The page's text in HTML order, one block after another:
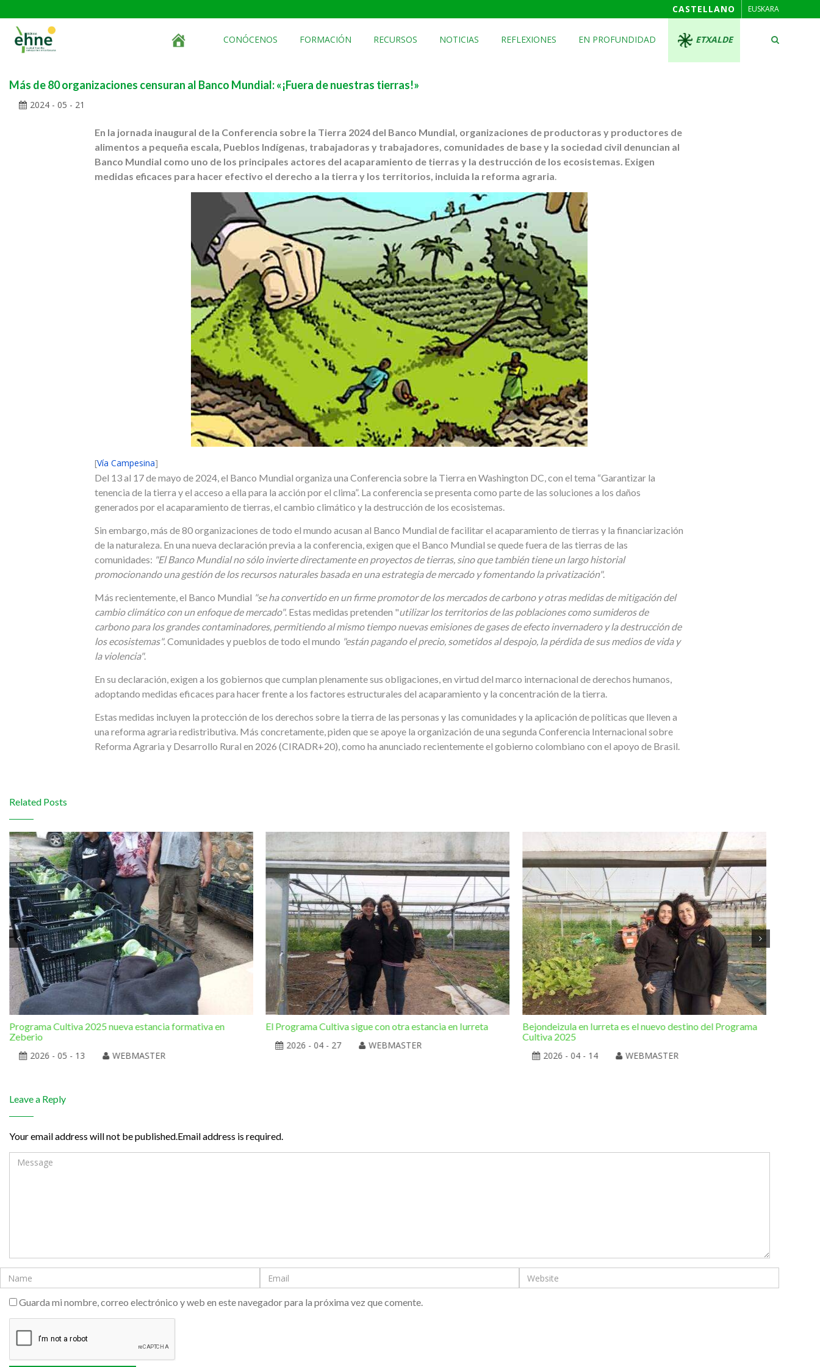
CASTELLANO EUSKARA
CONÓCENOS FORMACIÓN RECURSOS NOTICIAS REFLEXIONES EN PROFUNDIDAD ETXALDE
Más de 80 organizaciones censuran al Banco Mundial: «¡Fuera de nuestras tierras!»
2024 - 05 - 21
En la jornada inaugural de la Conferencia sobre la Tierra 2024 del Banco Mundial, organizaciones de productoras y productores de
alimentos a pequeña escala, Pueblos Indígenas, trabajadoras y trabajadores, comunidades de base y la sociedad civil denuncian al
Banco Mundial como uno de los principales actores del acaparamiento de tierras y la destrucción de los ecosistemas. Exigen
medidas eficaces para hacer efectivo el derecho a la tierra y los territorios, incluida la reforma agraria.
[Vía Campesina]
Del 13 al 17 de mayo de 2024, el Banco Mundial organiza una Conferencia sobre la Tierra en Washington DC, con el tema “Garantizar la
tenencia de la tierra y el acceso a ella para la acción por el clima”. La conferencia se presenta como parte de las soluciones a los daños
generados por el acaparamiento de tierras, el cambio climático y la destrucción de los ecosistemas.
Sin embargo, más de 80 organizaciones de todo el mundo acusan al Banco Mundial de facilitar el acaparamiento de tierras y la financiarización
de la naturaleza. En una nueva declaración previa a la conferencia, exigen que el Banco Mundial se quede fuera de las tierras de las
comunidades: "El Banco Mundial no sólo invierte directamente en proyectos de tierras, sino que también tiene un largo historial
promocionando una gestión de los recursos naturales basada en una estrategia de mercado y fomentando la privatización".
Más recientemente, el Banco Mundial "se ha convertido en un firme promotor de los mercados de carbono y otras medidas de mitigación del
cambio climático con un enfoque de mercado". Estas medidas pretenden "utilizar los territorios de las poblaciones como sumideros de
carbono para los grandes contaminadores, permitiendo al mismo tiempo nuevas emisiones de gases de efecto invernadero y la destrucción de
los ecosistemas". Comunidades y pueblos de todo el mundo "están pagando el precio, sometidos al despojo, la pérdida de sus medios de vida y
la violencia".
En su declaración, exigen a los gobiernos que cumplan plenamente sus obligaciones, en virtud del marco internacional de derechos humanos,
adoptando medidas eficaces para hacer frente a los factores estructurales del acaparamiento y la concentración de la tierra.
Estas medidas incluyen la protección de los derechos sobre la tierra de las personas y las comunidades y la aplicación de políticas que lleven a
una reforma agraria redistributiva. Más concretamente, piden que se apoye la organización de una segunda Conferencia Internacional sobre
Reforma Agraria y Desarrollo Rural en 2026 (CIRADR+20), como ha anunciado recientemente el gobierno colombiano con el apoyo de Brasil.
Related Posts
Programa Cultiva 2025 nueva estancia formativa en
Zeberio
2026 - 05 - 13
WEBMASTER
El Programa Cultiva sigue con otra estancia en Iurreta
2026 - 04 - 27
WEBMASTER
Bejondeizula en Iurreta es el nuevo destino del Programa
Cultiva 2025
2026 - 04 - 14
WEBMASTER
Leave a Reply
Your email address will not be published.Email address is required.
Guarda mi nombre, correo electrónico y web en este navegador para la próxima vez que comente.